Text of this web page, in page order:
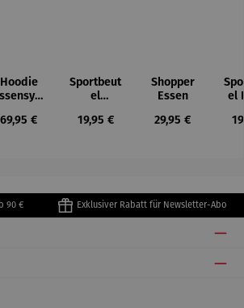
Hoodie
Regulärer Preis:
69,95 €
Sportbeut
el
Regulärer Preis:
19,95 €
Shopper
Essen
Regulärer Preis:
29,95 €
el
90 € Exklusiver Rabatt für Newsletter-Abo